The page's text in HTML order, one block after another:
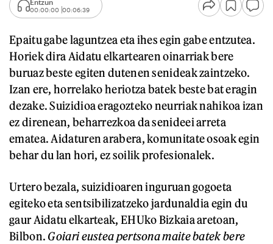
00:00:00 00:06:39
Epaitu gabe laguntzea eta ihes egin gabe entzutea.
Horiek dira Aidatu elkartearen oinarriak bere
buruaz beste egiten dutenen senideak zaintzeko.
Izan ere, horrelako heriotza batek beste bat eragin
dezake. Suizidioa eragozteko neurriak nahikoa izan
ez direnean, beharrezkoa da senideei arreta
ematea. Aidaturen arabera, komunitate osoak egin
behar du lan hori, ez soilik profesionalek.
Urtero bezala, suizidioaren inguruan gogoeta
egiteko eta sentsibilizatzeko jardunaldia egin du
gaur Aidatu elkarteak, EHUko Bizkaia aretoan,
Bilbon. Goiari eustea pertsona maite batek bere